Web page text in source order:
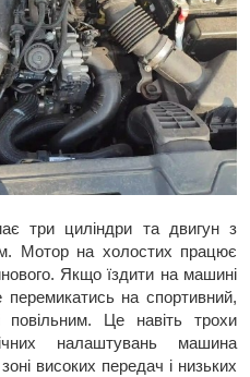
три циліндри та двигун з
Мотор на холостих працює
Якщо їздити на машині
на спортивний,
Це навіть трохи
налаштувань машина
високих передач і низьких